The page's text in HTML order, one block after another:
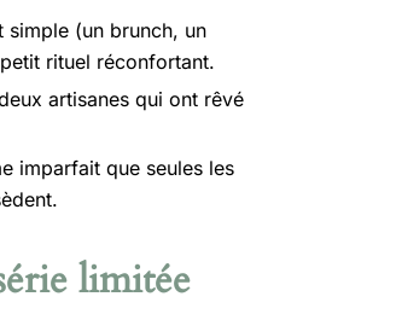
simple (un brunch, un
rituel réconfortant.
artisanes qui ont rêvé
imparfait que seules les
limitée